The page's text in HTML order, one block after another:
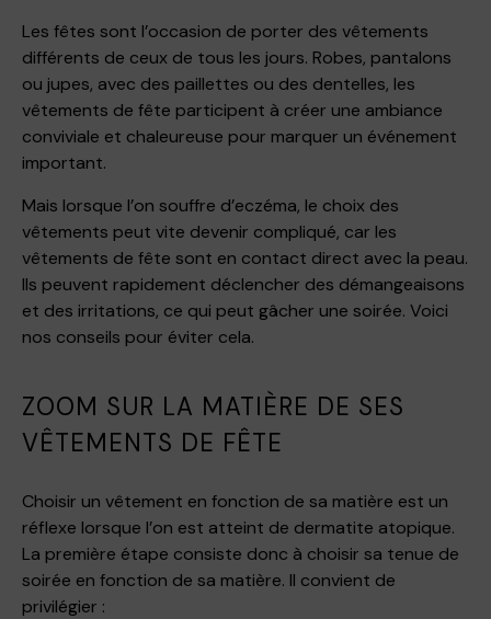
Les fêtes sont l’occasion de porter des vêtements
différents de ceux de tous les jours. Robes, pantalons
ou jupes, avec des paillettes ou des dentelles, les
vêtements de fête participent à créer une ambiance
conviviale et chaleureuse pour marquer un événement
important.
Mais lorsque l’on souffre d’eczéma, le choix des
vêtements peut vite devenir compliqué, car les
vêtements de fête sont en contact direct avec la peau.
Ils peuvent rapidement déclencher des démangeaisons
et des irritations, ce qui peut gâcher une soirée. Voici
nos conseils pour éviter cela.
ZOOM SUR LA MATIÈRE DE SES
VÊTEMENTS DE FÊTE
Choisir un vêtement en fonction de sa matière est un
réflexe lorsque l’on est atteint de dermatite atopique.
La première étape consiste donc à choisir sa tenue de
soirée en fonction de sa matière. Il convient de
privilégier :